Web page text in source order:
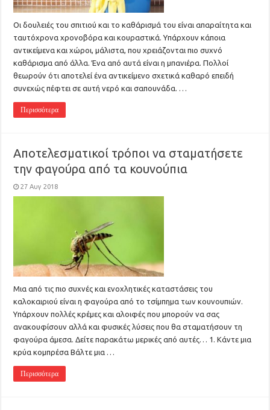
Οι δουλειές του σπιτιού και το καθάρισμά του είναι απαραίτητα και
ταυτόχρονα χρονοβόρα και κουραστικά. Υπάρχουν κάποια
αντικείμενα και χώροι, μάλιστα, που χρειάζονται πιο συχνό
καθάρισμα από άλλα. Ένα από αυτά είναι η μπανιέρα. Πολλοί
θεωρούν ότι αποτελεί ένα αντικείμενο σχετικά καθαρό επειδή
συνεχώς πέφτει σε αυτή νερό και σαπουνάδα. …
Περισσότερα
Αποτελεσματικοί τρόποι να σταματήσετε
την φαγούρα από τα κουνούπια
27 Αυγ 2018
Μια από τις πιο συχνές και ενοχλητικές καταστάσεις του
καλοκαιριού είναι η φαγούρα από το τσίμπημα των κουνουπιών.
Υπάρχουν πολλές κρέμες και αλοιφές που μπορούν να σας
ανακουφίσουν αλλά και φυσικές λύσεις που θα σταματήσουν τη
φαγούρα άμεσα. Δείτε παρακάτω μερικές από αυτές… 1. Κάντε μια
κρύα κομπρέσα Βάλτε μια …
Περισσότερα